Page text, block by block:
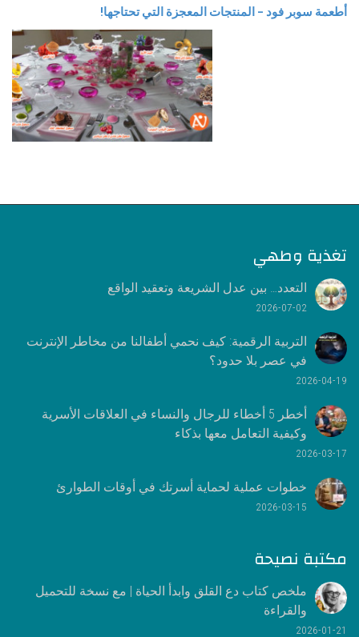
أطعمة سوبر فود – المنتجات المعجزة التي تحتاجها!
تغذية وطهي
التعدد… بين عدل الشريعة وتعقيد الواقع
2026-07-02
التربية الرقمية: كيف نحمي أطفالنا من مخاطر الإنترنت
في عصر بلا حدود؟
2026-04-19
أخطر 5 أخطاء للرجال والنساء في العلاقات الأسرية
وكيفية التعامل معها بذكاء
2026-03-17
خطوات عملية لحماية أسرتك في أوقات الطوارئ
2026-03-15
مكتبة نصيحة
ملخص كتاب دع القلق وابدأ الحياة | مع نسخة للتحميل
والقراءة
2026-01-21